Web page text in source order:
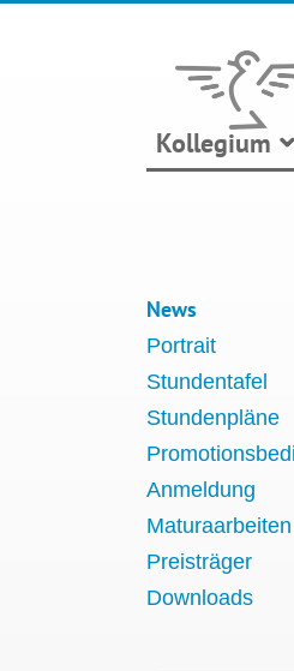
Kollegium
News
Portrait
Stundentafel
Stundenpläne
Anmeldung
Maturaarbeiten
Preisträger
Downloads